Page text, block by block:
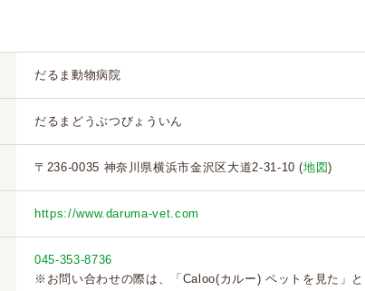
だるま動物病院
だるまどうぶつびょういん
〒236-0035 神奈川県横浜市金沢区大道2-31-10 (地図)
https://www.daruma-vet.com
045-353-8736
※お問い合わせの際は、「Caloo(カルー) ペットを見た」と